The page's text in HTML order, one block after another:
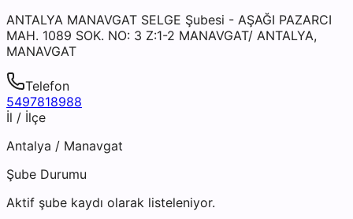
ANTALYA MANAVGAT SELGE Şubesi - AŞAĞI PAZARCI
MAH. 1089 SOK. NO: 3 Z:1-2 MANAVGAT/ ANTALYA,
MANAVGAT
Telefon
5497818988
İl / İlçe
Antalya / Manavgat
Şube Durumu
Aktif şube kaydı olarak listeleniyor.